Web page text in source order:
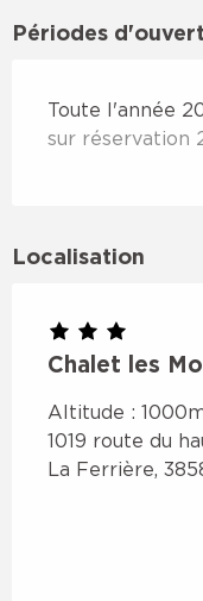
Périodes
Toute l'année
sur réservation
Localisation
Chalet les
Altitude :
1019 route du
La Ferrière,